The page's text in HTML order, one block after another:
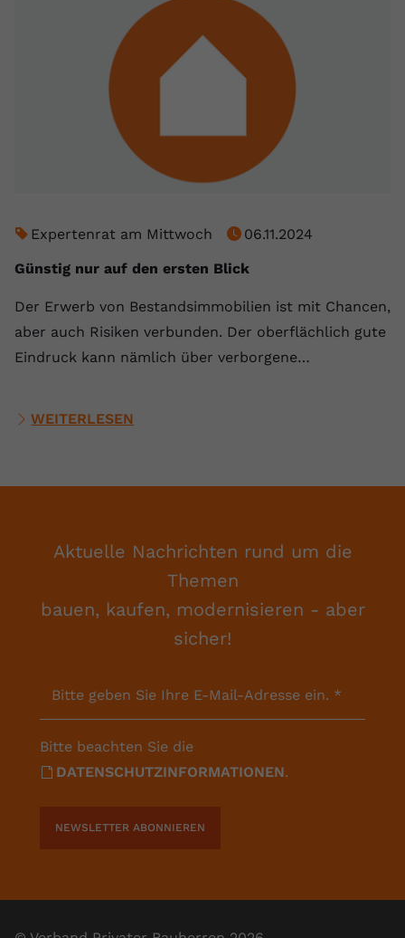
Expertenrat am Mittwoch
06.11.2024
Günstig nur auf den ersten Blick
Der Erwerb von Bestandsimmobilien ist mit Chancen,
aber auch Risiken verbunden. Der oberflächlich gute
Eindruck kann nämlich über verborgene…
WEITERLESEN
Aktuelle Nachrichten rund um die
Themen
bauen, kaufen, modernisieren - aber
sicher!
Bitte geben Sie Ihre E-Mail-Adresse ein. *
Bitte beachten Sie die
DATENSCHUTZINFORMATIONEN.
NEWSLETTER ABONNIEREN